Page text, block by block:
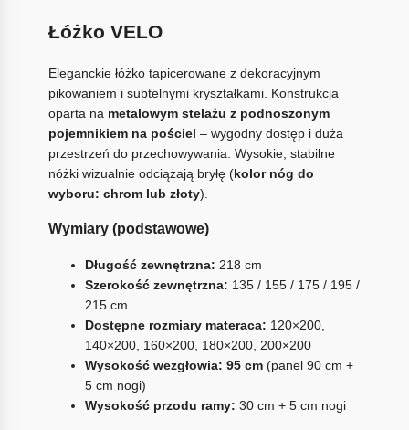
Łóżko VELO
Eleganckie łóżko tapicerowane z dekoracyjnym
pikowaniem i subtelnymi kryształkami. Konstrukcja
oparta na metalowym stelażu z podnoszonym
pojemnikiem na pościel – wygodny dostęp i duża
przestrzeń do przechowywania. Wysokie, stabilne
nóżki wizualnie odciążają bryłę (kolor nóg do
wyboru: chrom lub złoty).
Wymiary (podstawowe)
Długość zewnętrzna: 218 cm
Szerokość zewnętrzna: 135 / 155 / 175 / 195 /
215 cm
Dostępne rozmiary materaca: 120×200,
140×200, 160×200, 180×200, 200×200
Wysokość wezgłowia: 95 cm(panel 90 cm +
5 cm nogi)
Wysokość przodu ramy: 30 cm + 5 cm nogi